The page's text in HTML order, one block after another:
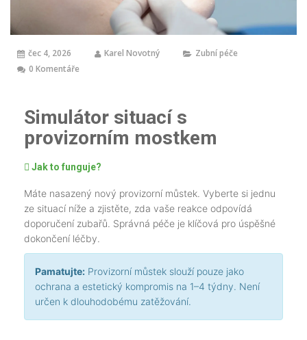
čec 4, 2026 Karel Novotný
Zubní péče
0 Komentáře
Simulátor situací s
provizorním mostkem
Jak to funguje?
Máte nasazený nový provizorní můstek. Vyberte si jednu
ze situací níže a zjistěte, zda vaše reakce odpovídá
doporučení zubařů. Správná péče je klíčová pro úspěšné
dokončení léčby.
Pamatujte: Provizorní můstek slouží pouze jako
ochrana a estetický kompromis na 1–4 týdny. Není
určen k dlouhodobému zatěžování.